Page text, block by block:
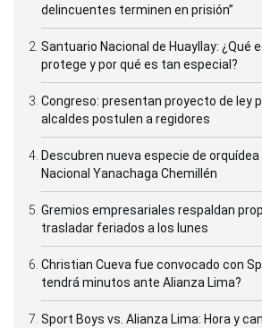
delincuentes terminen en prisión”
Santuario Nacional de Huayllay: ¿Qué
protege y por qué es tan especial?
Congreso: presentan proyecto de ley
alcaldes postulen a regidores
Descubren nueva especie de orquídea
Nacional Yanachaga Chemillén
Gremios empresariales respaldan
trasladar feriados a los lunes
Christian Cueva fue convocado con
tendrá minutos ante Alianza Lima?
Sport Boys vs. Alianza Lima: Hora y